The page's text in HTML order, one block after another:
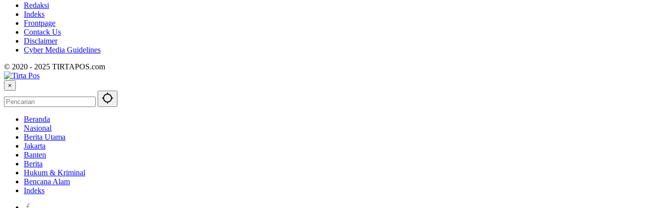
Redaksi
Indeks
Frontpage
Contack Us
Disclaimer
Cyber ​​Media Guidelines
© 2020 - 2025 TIRTAPOS.com
×
Beranda
Nasional
Berita Utama
Jakarta
Banten
Berita
Hukum & Kriminal
Bencana Alam
Indeks